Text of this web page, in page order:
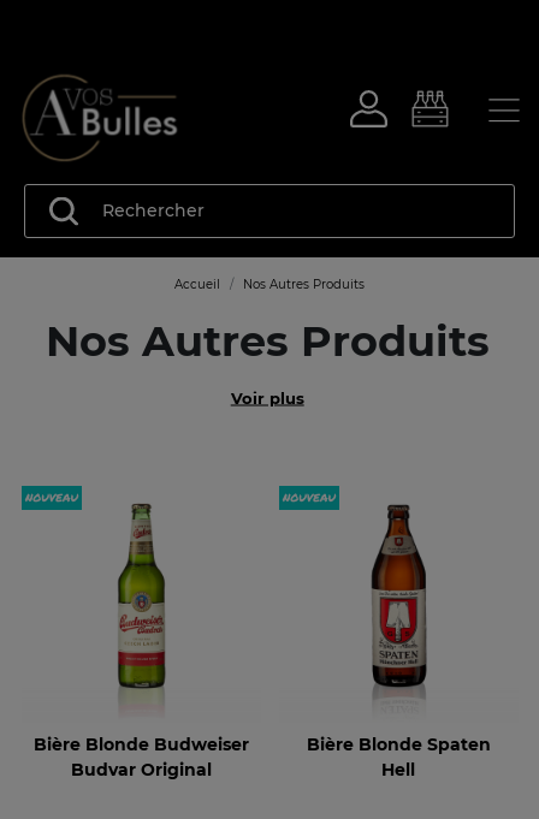
Accueil Nos Autres Produits
Nos Autres Produits
Voir plus
Bière Blonde Budweiser
Budvar Original
Bière Blonde Spaten
Hell